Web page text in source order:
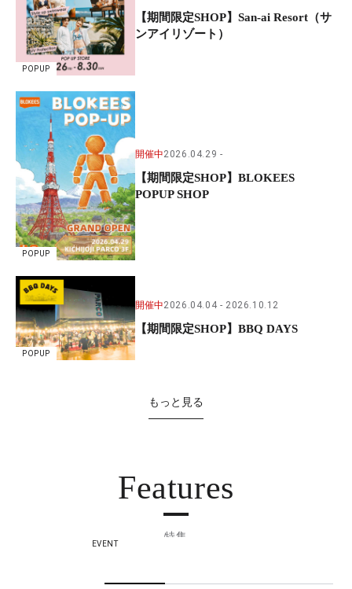
POPUP
【期間限定SHOP】San-ai Resort（サ
ンアイリゾート）
POPUP
開催中2026.04.29
【期間限定SHOP】BLOKEES
POPUP SHOP
POPUP
開催中2026.04.04 2026.10.12
【期間限定SHOP】BBQ DAYS
もっと見る
Features
特集
EVENT